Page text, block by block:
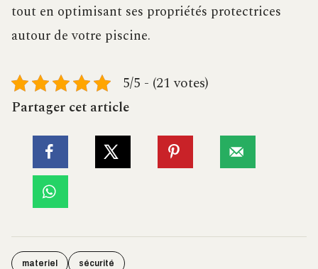
tout en optimisant ses propriétés protectrices
autour de votre piscine.
5/5 - (21 votes)
Partager cet article
materiel sécurité